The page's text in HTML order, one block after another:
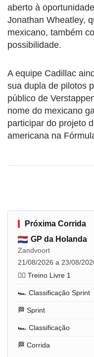
aberto à
Jonathan Wheatley,
mexicano, também
possibilidade.
A equipe Cadillac
sua dupla de pilotos
público de
nome do mexicano
participar do projeto
americana na
Próxima Corrida
GP da Holanda
Zandvoort
21/08/2026 a 23/08/
🏋️‍♂️ Treino Livre 1
🏎️ Classificação Sprint
🏁 Sprint
🏎️ Classificação
🏁 Corrida